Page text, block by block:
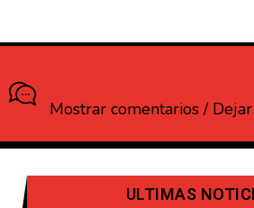
Mostrar comentarios /
ULTIMAS